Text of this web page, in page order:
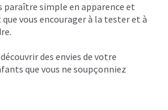
paraître simple en apparence et
vous encourager à la tester et à
des envies de votre
que vous ne soupçonniez